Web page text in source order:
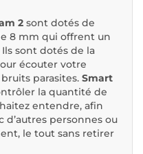
2 sont dotés de
8 mm qui offrent un
Ils sont dotés de la
écouter votre
parasites. Smart
la quantité de
entendre, afin
d’autres personnes ou
le tout sans retirer